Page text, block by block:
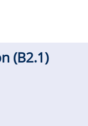
(B2.1)